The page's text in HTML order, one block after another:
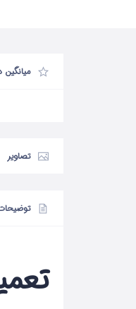
میانگین
تصاویر